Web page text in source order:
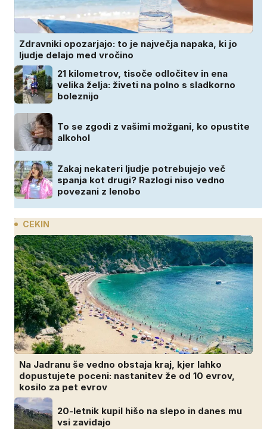
Zdravniki opozarjajo: to je največja napaka, ki jo
ljudje delajo med vročino
21 kilometrov, tisoče odločitev in ena
velika želja: živeti na polno s sladkorno
boleznijo
To se zgodi z vašimi možgani, ko opustite
alkohol
Zakaj nekateri ljudje potrebujejo več
spanja kot drugi? Razlogi niso vedno
povezani z lenobo
CEKIN
Na Jadranu še vedno obstaja kraj, kjer lahko
dopustujete poceni: nastanitev že od 10 evrov,
kosilo za pet evrov
20-letnik kupil hišo na slepo in danes mu
vsi zavidajo